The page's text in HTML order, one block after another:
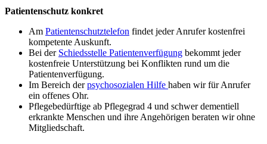
Patientenschutz konkret
Am Patientenschutztelefon findet jeder Anrufer kostenfrei
kompetente Auskunft.
Bei der Schiedsstelle Patientenverfügung bekommt jeder
kostenfreie Unterstützung bei Konflikten rund um die
Patientenverfügung.
Im Bereich derpsychosozialen Hilfe haben wir für Anrufer
ein offenes Ohr.
Pflegebedürftige ab Pflegegrad 4 und schwer dementiell
erkrankte Menschen und ihre Angehörigen beraten wir ohne
Mitgliedschaft.